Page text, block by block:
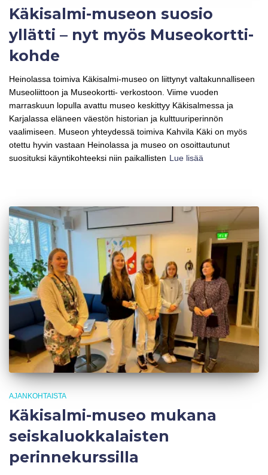
Käkisalmi-museon suosio
yllätti – nyt myös Museokortti-
kohde
Heinolassa toimiva Käkisalmi-museo on liittynyt valtakunnalliseen
Museoliittoon ja Museokortti- verkostoon. Viime vuoden
marraskuun lopulla avattu museo keskittyy Käkisalmessa ja
Karjalassa eläneen väestön historian ja kulttuuriperinnön
vaalimiseen. Museon yhteydessä toimiva Kahvila Käki on myös
otettu hyvin vastaan Heinolassa ja museo on osoittautunut
suosituksi käyntikohteeksi niin paikallisten Lue lisää
AJANKOHTAISTA
Käkisalmi-museo mukana
seiskaluokkalaisten
perinnekurssilla